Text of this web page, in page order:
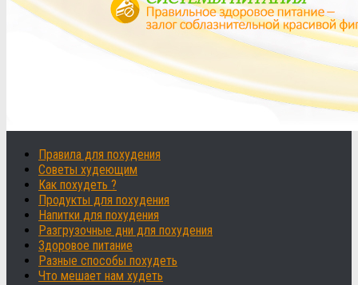
Правила для похудения
Советы худеющим
Как похудеть ?
Продукты для похудения
Напитки для похудения
Разгрузочные дни для похудения
Здоровое питание
Разные способы похудеть
Что мешает нам худеть